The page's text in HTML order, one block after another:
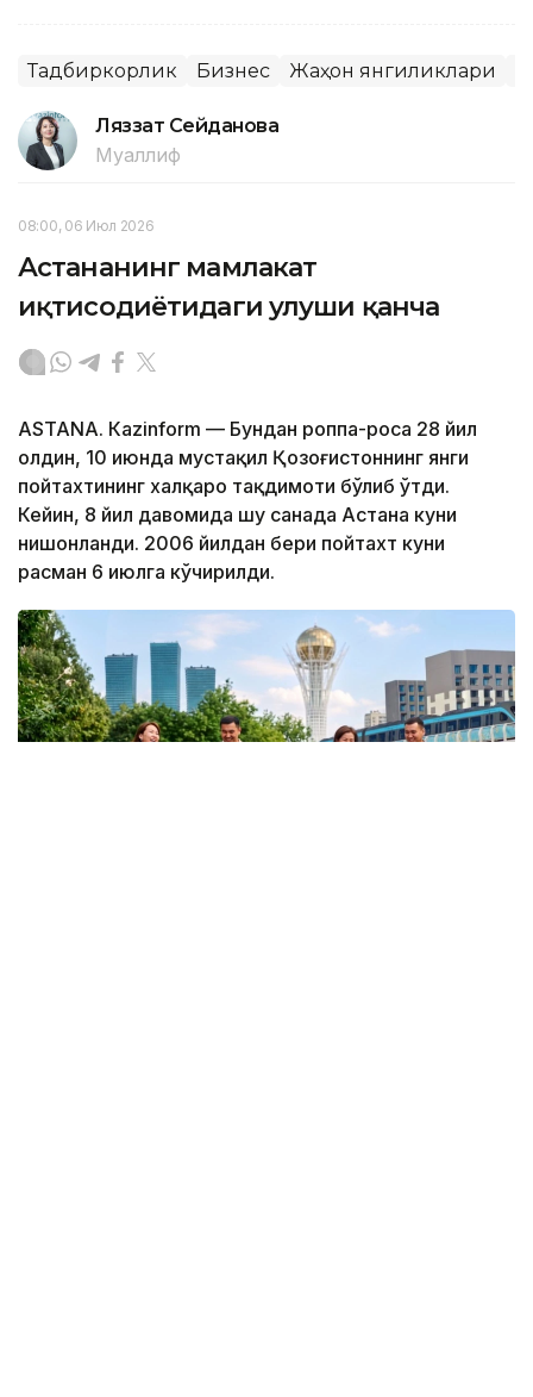
Тадбиркорлик Бизнес Жаҳон янгиликлари
Ляззат Сейданова
Муаллиф
08:00, 06 Июл 2026
Астананинг мамлакат
иқтисодиётидаги улуши қанча
ASTANА. Кazinform — Бундан роппа-роса 28 йил
олдин, 10 июнда мустақил Қозоғистоннинг янги
пойтахтининг халқаро тақдимоти бўлиб ўтди.
Кейин, 8 йил давомида шу санада Астана куни
нишонланди. 2006 йилдан бери пойтахт куни
расман 6 июлга кўчирилди.